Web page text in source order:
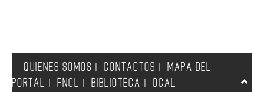
QUIENES SOMOS CONTACTOS
MAPA DEL
PORTAL
FNCL BIBLIOTECA OCAL